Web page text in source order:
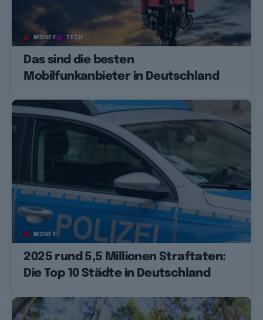
MONEY TECH
Das sind die besten
Mobilfunkanbieter in Deutschland
MONEY
2025 rund 5,5 Millionen Straftaten:
Die Top 10 Städte in Deutschland